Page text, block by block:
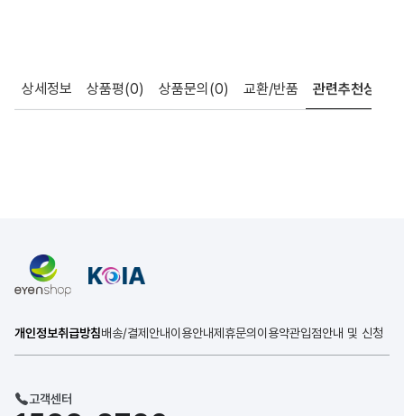
상세정보 상품평(0) 상품문의 (0) 교환/반품 관련추천상품
개인정보취급방침배송/결제안내이용안내제휴문의 이용약관입점안내 및 신청
고객센터